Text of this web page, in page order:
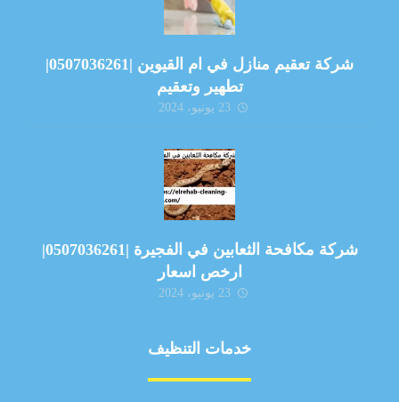
شركة تعقيم منازل في ام القيوين |0507036261|
تطهير وتعقيم
23 يونيو، 2024
شركة مكافحة الثعابين في الفجيرة |0507036261|
ارخص اسعار
23 يونيو، 2024
خدمات التنظيف